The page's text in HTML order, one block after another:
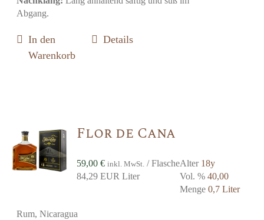
Abgang.
In den
Warenkorb
Details
Flor de Cana
59,00€ inkl. MwSt. / Flasche
84,29 EUR Liter
Alter 18y
Vol. %40,00
Menge0,7 Liter
Rum, Nicaragua